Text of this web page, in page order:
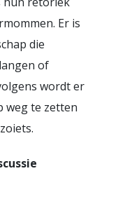
Er is
die
of
wordt er
weg te zetten